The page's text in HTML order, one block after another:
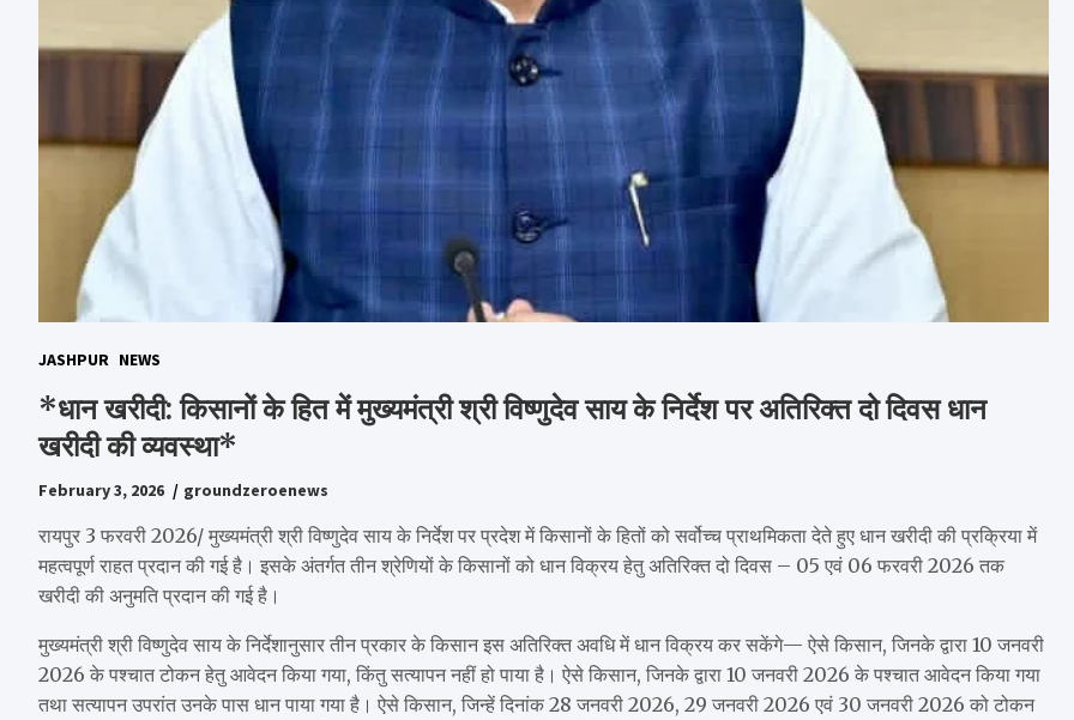
JASHPUR NEWS
*धान खरीदी: किसानों के हित में मुख्यमंत्री श्री विष्णुदेव साय के निर्देश पर अतिरिक्त दो दिवस धान
खरीदी की व्यवस्था*
February 3, 2026 groundzeroenews
रायपुर 3 फरवरी 2026/ मुख्यमंत्री श्री विष्णुदेव साय के निर्देश पर प्रदेश में किसानों के हितों को सर्वोच्च प्राथमिकता देते हुए धान खरीदी की प्रक्रिया में
महत्वपूर्ण राहत प्रदान की गई है। इसके अंतर्गत तीन श्रेणियों के किसानों को धान विक्रय हेतु अतिरिक्त दो दिवस – 05 एवं 06 फरवरी 2026 तक
खरीदी की अनुमति प्रदान की गई है।
मुख्यमंत्री श्री विष्णुदेव साय के निर्देशानुसार तीन प्रकार के किसान इस अतिरिक्त अवधि में धान विक्रय कर सकेंगे— ऐसे किसान, जिनके द्वारा 10 जनवरी
2026 के पश्चात टोकन हेतु आवेदन किया गया, किंतु सत्यापन नहीं हो पाया है। ऐसे किसान, जिनके द्वारा 10 जनवरी 2026 के पश्चात आवेदन किया गया
तथा सत्यापन उपरांत उनके पास धान पाया गया है। ऐसे किसान, जिन्हें दिनांक 28 जनवरी 2026, 29 जनवरी 2026 एवं 30 जनवरी 2026 को टोकन